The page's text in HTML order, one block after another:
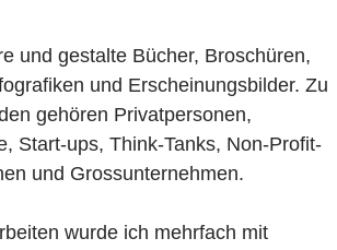
und gestalte Bücher, Broschüren,
und Erscheinungsbilder. Zu
gehören Privatpersonen,
Start-ups, Think-Tanks, Non-Profit-
und Grossunternehmen.
wurde ich mehrfach mit